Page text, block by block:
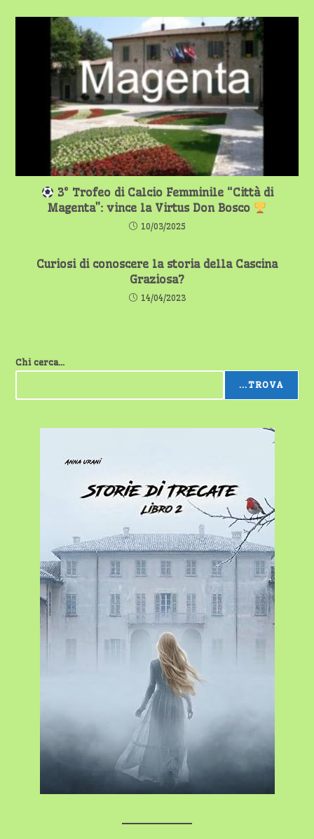
3° Trofeo di Calcio Femminile “Città di
Magenta”: vince la Virtus Don Bosco
10/03/2025
Curiosi di conoscere la storia della Cascina
Graziosa?
14/04/2023
Chi cerca...
...TROVA